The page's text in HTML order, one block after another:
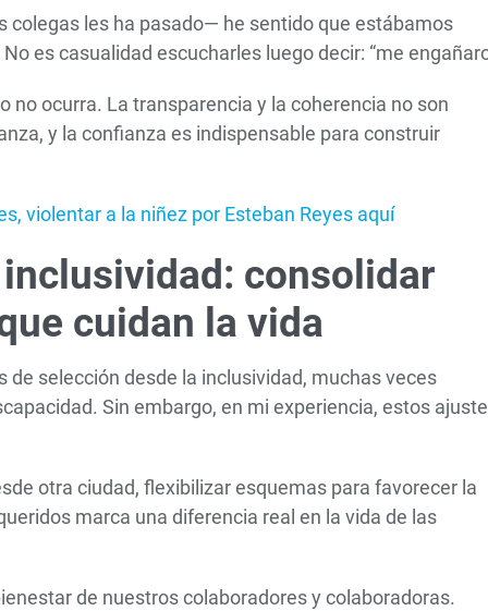
colegas les ha pasado— he sentido que estábamos
es casualidad escucharles luego decir: “me
no ocurra. La transparencia y la coherencia no son
y la confianza es indispensable para construir
violentar a la niñez por Esteban Reyes aquí
consolidar
cuidan la vida
selección desde la inclusividad, muchas veces
Sin embargo, en mi experiencia, estos
otra ciudad, flexibilizar esquemas para favorecer la
marca una diferencia real en la vida de las
de nuestros colaboradores y colaboradoras.